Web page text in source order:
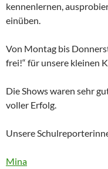
kennenlernen,
einüben.
Von Montag bis
frei!“ für unsere kleinen
Die Shows waren sehr
voller Erfolg.
Unsere
Mina